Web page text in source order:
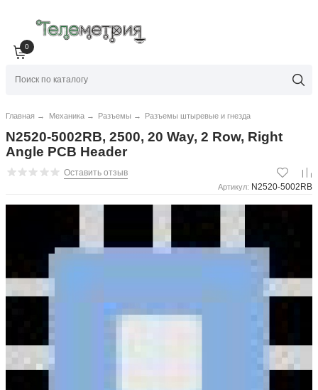
0
Главная → Механика → Разъемы → Разъемы штыревые и гнезда
N2520-5002RB, 2500, 20 Way, 2 Row, Right
Angle PCB Header
Оставить отзыв
Артикул: N2520-5002RB